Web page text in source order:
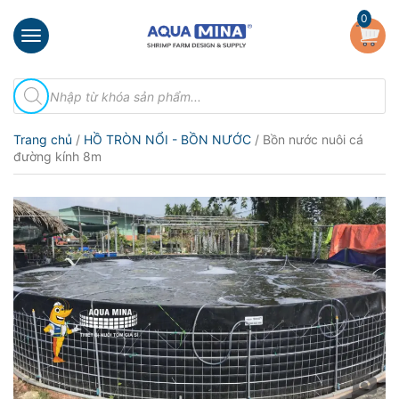
×
chủ
thiệu
Sản
phẩm
Đầu
Phun
Vi
Bọt
Khí
Ventek
Hướng
dẫn
0
Tìm
kiếm
sản
Trang chủ / HỒ TRÒN NỔI - BỒN NƯỚC / Bồn nước nuôi cá
đường kính 8m